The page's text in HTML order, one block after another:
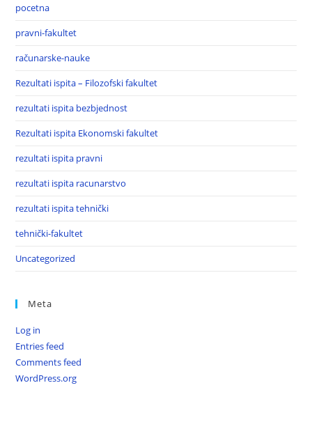
pocetna
pravni-fakultet
računarske-nauke
Rezultati ispita – Filozofski fakultet
rezultati ispita bezbjednost
Rezultati ispita Ekonomski fakultet
rezultati ispita pravni
rezultati ispita racunarstvo
rezultati ispita tehnički
tehnički-fakultet
Uncategorized
Meta
Log in
Entries feed
Comments feed
WordPress.org